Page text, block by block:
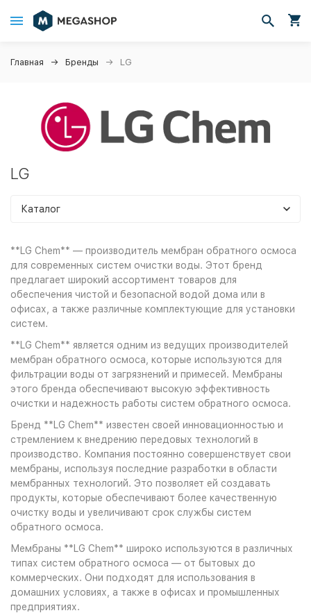
Главная Бренды LG
LG
Каталог
**LG Chem** — производитель мембран обратного осмоса
для современных систем очистки воды. Этот бренд
предлагает широкий ассортимент товаров для
обеспечения чистой и безопасной водой дома или в
офисах, а также различные комплектующие для установки
систем.
**LG Chem** является одним из ведущих производителей
мембран обратного осмоса, которые используются для
фильтрации воды от загрязнений и примесей. Мембраны
этого бренда обеспечивают высокую эффективность
очистки и надежность работы систем обратного осмоса.
Бренд **LG Chem** известен своей инновационностью и
стремлением к внедрению передовых технологий в
производство. Компания постоянно совершенствует свои
мембраны, используя последние разработки в области
мембранных технологий. Это позволяет ей создавать
продукты, которые обеспечивают более качественную
очистку воды и увеличивают срок службы систем
обратного осмоса.
Мембраны **LG Chem** широко используются в различных
типах систем обратного осмоса — от бытовых до
коммерческих. Они подходят для использования в
домашних условиях, а также в офисах и промышленных
предприятиях.